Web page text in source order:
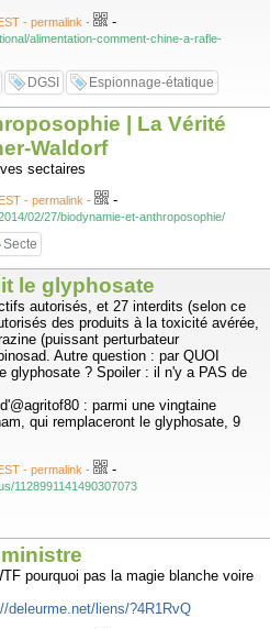
- permalink - -
alimentation-comment-chine-a-rafle-
DGSI Espionnage-étatique
| La Vérité
Waldorf
sectaires
- permalink - -
02/27/biodynamie-et-anthroposophie/
Secte
le glyphosate
autorisés, et 27 interdits (selon ce
des produits à la toxicité avérée,
(puissant perturbateur
Autre question : par QUOI
glyphosate ? Spoiler : il n'y a PAS de
: parmi une vingtaine
qui remplaceront le glyphosate, 9
- permalink - -
1128991141490307073
pourquoi pas la magie blanche voire
deleurme.net/liens/?4R1RvQ